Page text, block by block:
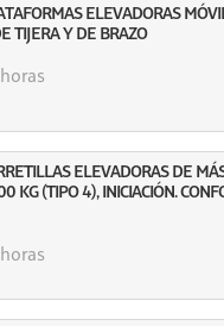
ELEVADORAS
TIJERA Y DE BRAZO
ELEVADORAS DE
KG (TIPO 4), INICIACIÓN.